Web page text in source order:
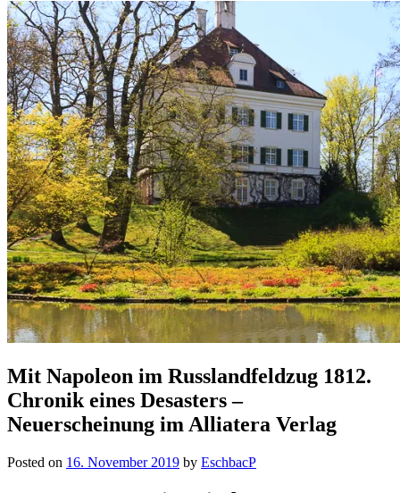
Mit Napoleon im Russlandfeldzug 1812.
Chronik eines Desasters –
Neuerscheinung im Alliatera Verlag
Posted on 16. November 2019 by EschbacP